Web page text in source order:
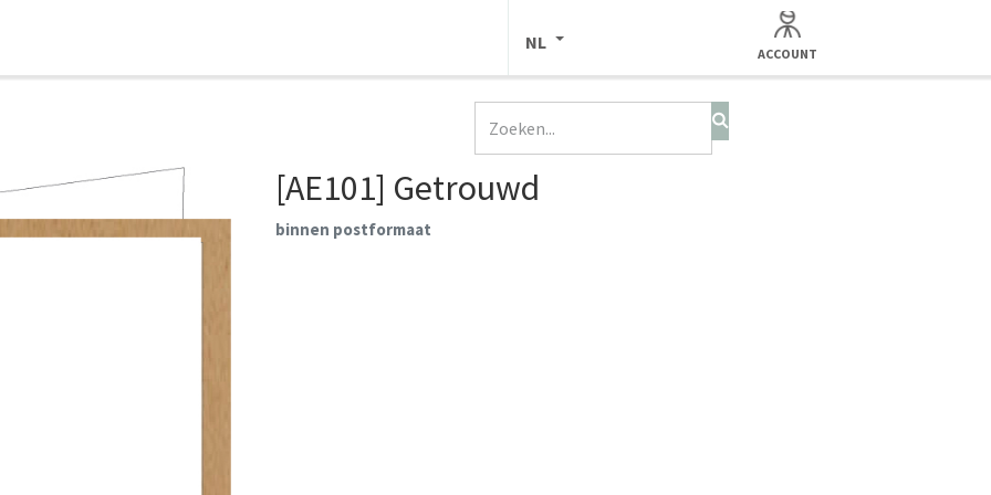
NL
ACCOUNT
[AE101] Getrouwd
binnen postformaat